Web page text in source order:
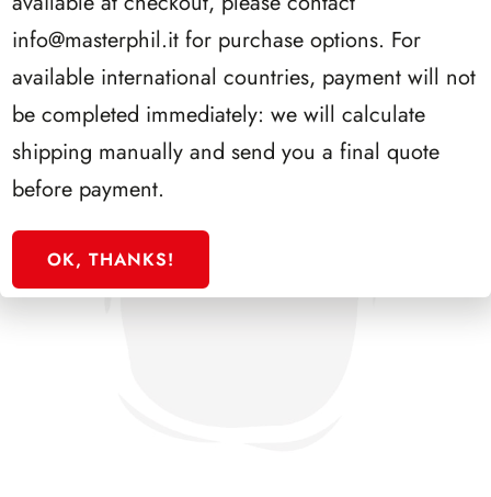
info@masterphil.it for purchase options. For
available international countries, payment will not
be completed immediately: we will calculate
shipping manually and send you a final quote
before payment.
OK, THANKS!